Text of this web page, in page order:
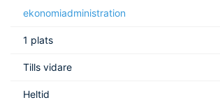
ekonomiadministration
1 plats
Tills vidare
Heltid